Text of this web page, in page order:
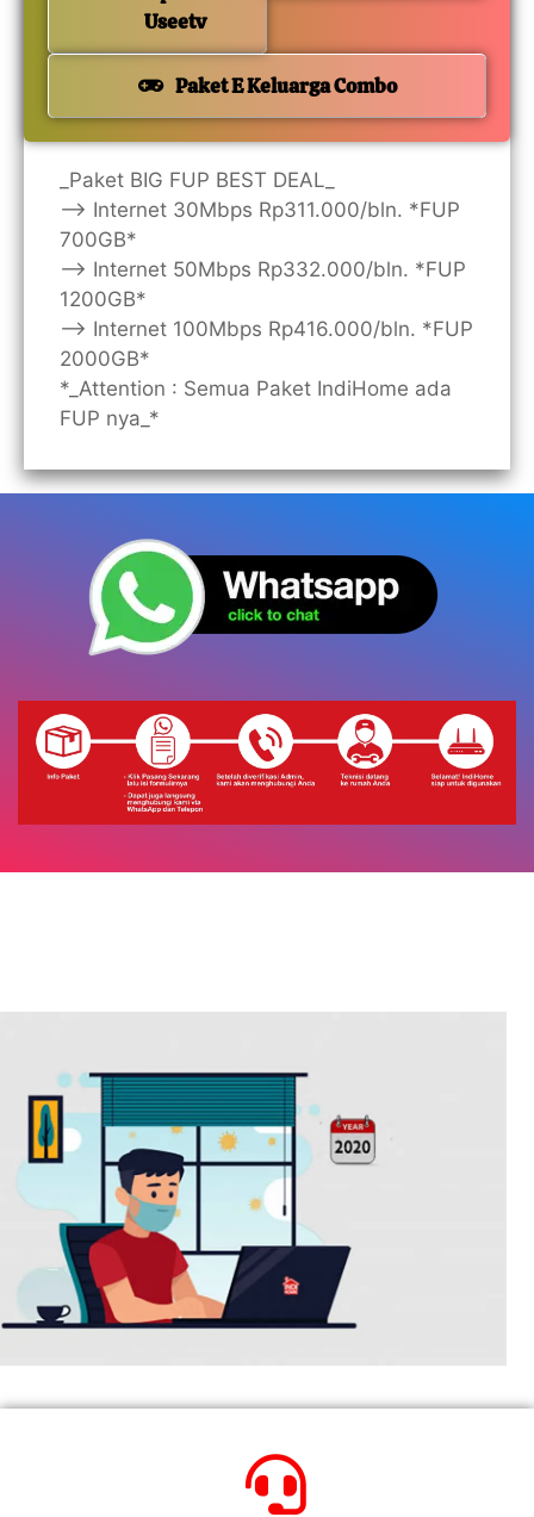
Useetv
Paket E Keluarga Combo
_Paket BIG FUP BEST DEAL_
—> Internet 30Mbps Rp311.000/bln. *FUP
700GB*
—> Internet 50Mbps Rp332.000/bln. *FUP
1200GB*
—> Internet 100Mbps Rp416.000/bln. *FUP
2000GB*
*_Attention : Semua Paket IndiHome ada
FUP nya_*